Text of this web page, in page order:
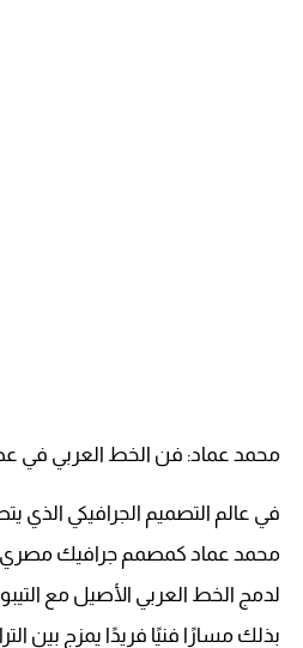
محمد عماد: فن الخط العربي في
في عالم التصميم الجرافيكي الذي
محمد عماد كمصمم جرافيك مصري
لدمج الخط العربي الأصيل مع
بذلك مسارًا فنيًا فريدًا يمزج بين